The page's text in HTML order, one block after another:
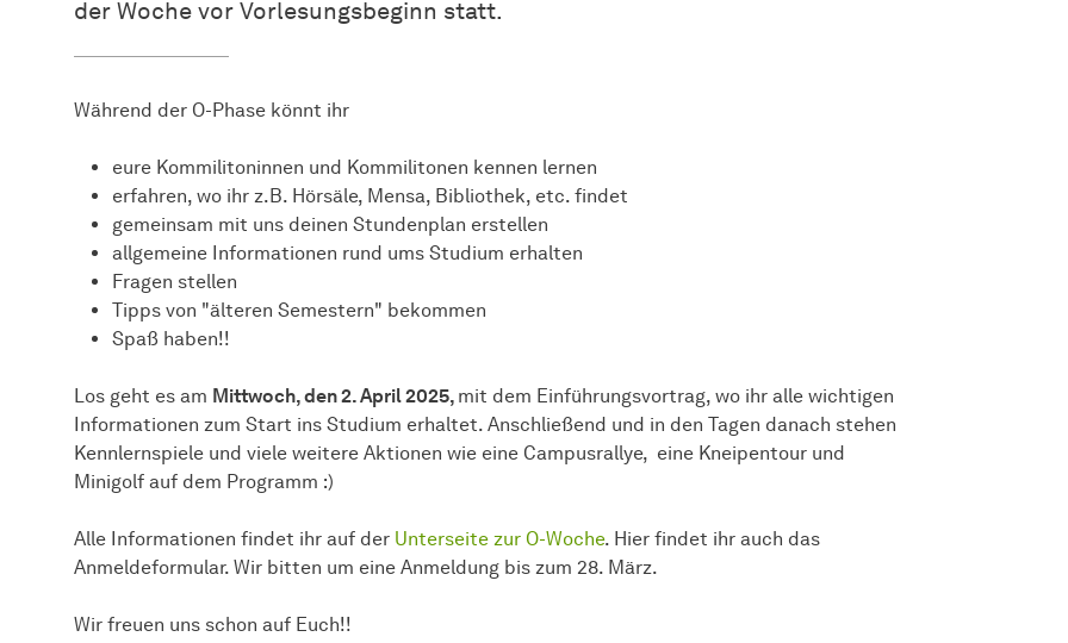
der Woche vor Vorlesungsbeginn statt.
Während der O-Phase könnt ihr
eure Kommilitoninnen und Kommilitonen kennen lernen
erfahren, wo ihr z.B. Hörsäle, Mensa, Bibliothek, etc. findet
gemeinsam mit uns deinen Stundenplan erstellen
allgemeine Informationen rund ums Studium erhalten
Fragen stellen
Tipps von "älteren Semestern" bekommen
Spaß haben!!
Los geht es am Mittwoch, den 2. April 2025, mit dem Einführungsvortrag, wo ihr alle wichtigen
Informationen zum Start ins Studium erhaltet. Anschließend und in den Tagen danach stehen
Kennlernspiele und viele weitere Aktionen wie eine Campusrallye, eine Kneipentour und
Minigolf auf dem Programm :)
Alle Informationen findet ihr auf der Unterseite zur O-Woche. Hier findet ihr auch das
Anmeldeformular. Wir bitten um eine Anmeldung bis zum 28. März.
Wir freuen uns schon auf Euch!!